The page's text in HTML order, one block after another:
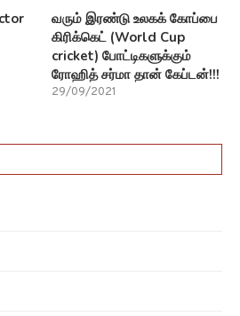
வரும் இரண்டு உலகக் கோப்பை
கிரிக்கெட் (World Cup
cricket) போட்டிகளுக்கும்
ரோஹித் சர்மா தான் கேப்டன்!!!
29/09/2021